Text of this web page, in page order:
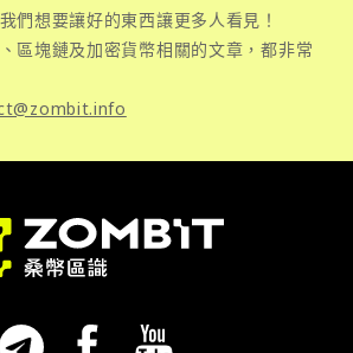
們想要讓好的東西讓更多人看見！
區塊鏈及加密貨幣相關的文章，都非常